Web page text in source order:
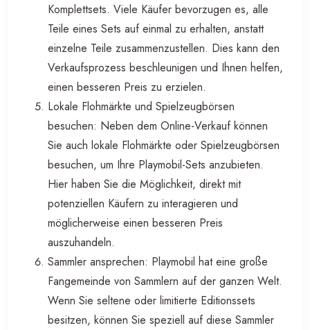
Komplettsets. Viele Käufer bevorzugen es, alle
Teile eines Sets auf einmal zu erhalten, anstatt
einzelne Teile zusammenzustellen. Dies kann den
Verkaufsprozess beschleunigen und Ihnen helfen,
einen besseren Preis zu erzielen.
Lokale Flohmärkte und Spielzeugbörsen
besuchen: Neben dem Online-Verkauf können
Sie auch lokale Flohmärkte oder Spielzeugbörsen
besuchen, um Ihre Playmobil-Sets anzubieten.
Hier haben Sie die Möglichkeit, direkt mit
potenziellen Käufern zu interagieren und
möglicherweise einen besseren Preis
auszuhandeln.
Sammler ansprechen: Playmobil hat eine große
Fangemeinde von Sammlern auf der ganzen Welt.
Wenn Sie seltene oder limitierte Editionssets
besitzen, können Sie speziell auf diese Sammler